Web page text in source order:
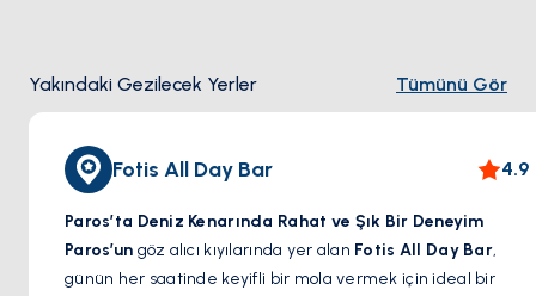
Yakındaki Gezilecek Yerler Tümünü Gör
Fotis All Day Bar 4.9
Paros’ta Deniz Kenarında Rahat ve Şık Bir Deneyim
Paros’un göz alıcı kıyılarında yer alan Fotis All Day Bar,
günün her saatinde keyifli bir mola vermek için ideal bir